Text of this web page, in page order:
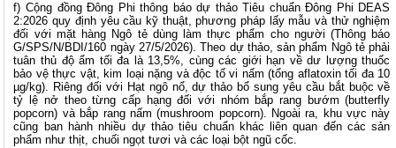
f) Cộng đồng Đông Phi thông báo dự thảo Tiêu chuẩn Đông Phi DEAS
2:2026 quy định yêu cầu kỹ thuật, phương pháp lấy mẫu và thử nghiệm
đối với mặt hàng Ngô tẻ dùng làm thực phẩm cho người (Thông báo
G/SPS/N/BDI/160 ngày 27/5/2026). Theo dự thảo, sản phẩm Ngô tẻ phải
tuân thủ độ ẩm tối đa là 13,5%, cùng các giới hạn về dư lượng thuốc
bảo vệ thực vật, kim loại nặng và độc tố vi nấm (tổng aflatoxin tối đa 10
µg/kg). Riêng đối với Hạt ngô nổ, dự thảo bổ sung yêu cầu bắt buộc về
tỷ lệ nở theo từng cấp hạng đối với nhóm bắp rang bướm (butterfly
popcorn) và bắp rang nấm (mushroom popcorn). Ngoài ra, khu vực này
cũng ban hành nhiều dự thảo tiêu chuẩn khác liên quan đến các sản
phẩm như thịt, chuối ngọt tươi và các loại bột ngũ cốc.